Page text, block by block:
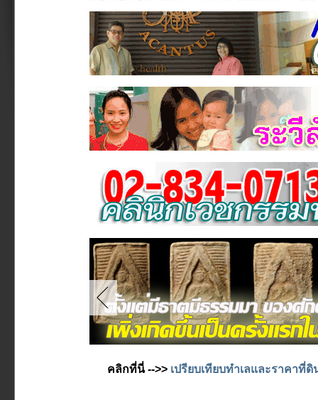
คลิกที่นี่ -->> เปรียบเทียบทำเลและราคาที่